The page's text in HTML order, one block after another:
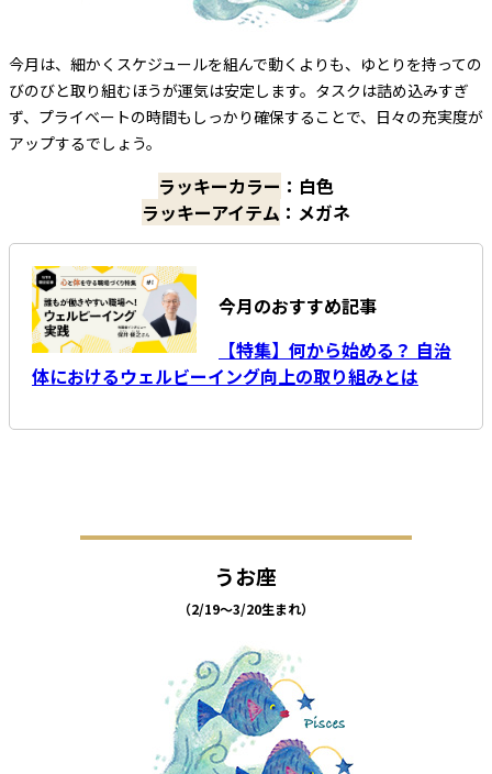
今月は、細かくスケジュールを組んで動くよりも、ゆとりを持っての
びのびと取り組むほうが運気は安定します。タスクは詰め込みすぎ
ず、プライベートの時間もしっかり確保することで、日々の充実度が
アップするでしょう。
ラッキーカラー ：白色
ラッキーアイテム ：メガネ
今月のおすすめ記事
【特集】何から始める？ 自治
体におけるウェルビーイング向上の取り組みとは
うお座
（2/19～3/20生まれ）